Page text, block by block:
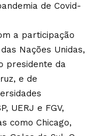
de Covid-
a participação
Nações Unidas,
presidente da
e de
UERJ e FGV,
como Chicago,